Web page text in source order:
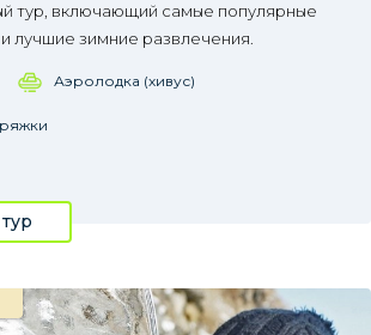
тур, включающий самые популярные
лучшие зимние развлечения.
Аэролодка (хивус)